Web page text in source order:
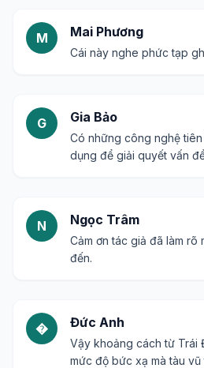
M Mai Phương
Cái này nghe phức tạp
G Gia Bảo
Có những công nghệ
dụng để giải quyết vấn
N Ngọc Trâm
Cảm ơn tác giả đã làm rõ
đến.
� Đức Anh
Vậy khoảng cách từ Trái
mức độ bức xạ mà tàu